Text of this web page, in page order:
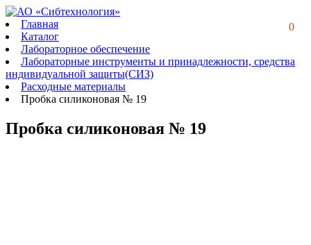
0
Главная
Каталог
Лабораторное обеспечение
Лабораторные инструменты и принадлежности, средства
индивидуальной защиты(СИЗ)
Расходные материалы
Пробка силиконовая № 19
Пробка силиконовая № 19